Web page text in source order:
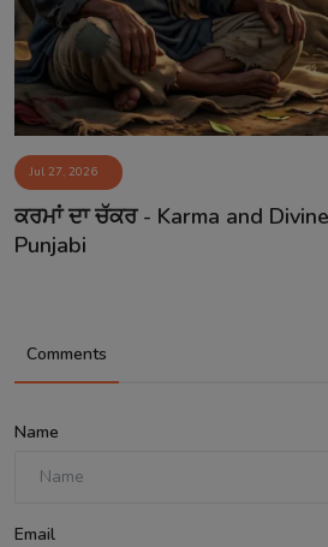
Jul 27, 2026
ਕਰਮਾਂ ਦਾ ਚੱਕਰ - Karma and
Punjabi
Comments
Name
Email